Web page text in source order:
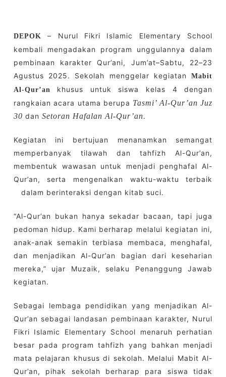
DEPOK
– Nurul Fikri Islamic Elementary School
kembali mengadakan program unggulannya dalam
pembinaan karakter Qur’ani, Jum’at–Sabtu, 22–23
Agustus 2025. Sekolah menggelar kegiatanMabit
Al-Qur’an
khusus untuk siswa kelas 4 dengan
rangkaian acara utama berupa Tasmi’ Al-Qur’an Juz
30 dan Setoran Hafalan Al-Qur’an.
Kegiatan ini bertujuan menanamkan semangat
memperbanyak tilawah dan tahfizh Al-Qur’an,
membentuk wawasan untuk menjadi penghafal Al-
Qur’an, serta mengenalkan waktu-waktu terbaik
dalam berinteraksi dengan kitab suci.
“Al-Qur’an bukan hanya sekadar bacaan, tapi juga
pedoman hidup. Kami berharap melalui kegiatan ini,
anak-anak semakin terbiasa membaca, menghafal,
dan menjadikan Al-Qur’an bagian dari keseharian
mereka,” ujar Muzaik, selaku Penanggung Jawab
kegiatan.
Sebagai lembaga pendidikan yang menjadikan Al-
Qur’an sebagai landasan pembinaan karakter, Nurul
Fikri Islamic Elementary School menaruh perhatian
besar pada program tahfizh yang bahkan menjadi
mata pelajaran khusus di sekolah. Melalui Mabit Al-
Qur’an, pihak sekolah berharap para siswa tidak